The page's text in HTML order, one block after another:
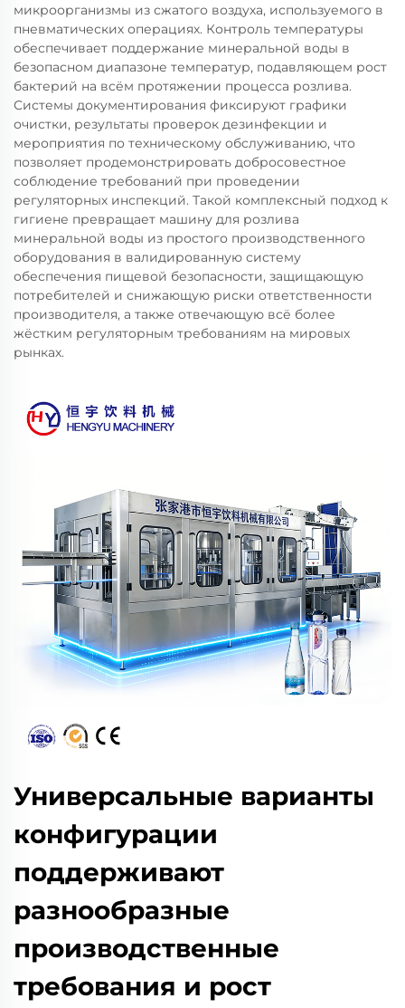
микроорганизмы из сжатого воздуха, используемого в
пневматических операциях. Контроль температуры
обеспечивает поддержание минеральной воды в
безопасном диапазоне температур, подавляющем рост
бактерий на всём протяжении процесса розлива.
Системы документирования фиксируют графики
очистки, результаты проверок дезинфекции и
мероприятия по техническому обслуживанию, что
позволяет продемонстрировать добросовестное
соблюдение требований при проведении
регуляторных инспекций. Такой комплексный подход к
гигиене превращает машину для розлива
минеральной воды из простого производственного
оборудования в валидированную систему
обеспечения пищевой безопасности, защищающую
потребителей и снижающую риски ответственности
производителя, а также отвечающую всё более
жёстким регуляторным требованиям на мировых
рынках.
Универсальные варианты
конфигурации
поддерживают
разнообразные
производственные
требования и рост